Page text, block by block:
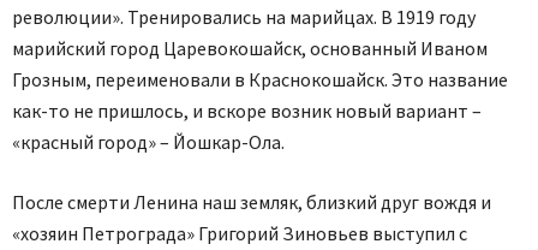
революции». Тренировались на марийцах. В 1919 году
марийский город Царевокошайск, основанный Иваном
Грозным, переименовали в Краснокошайск. Это название
как-то не пришлось, и вскоре возник новый вариант –
«красный город» – Йошкар-Ола.
После смерти Ленина наш земляк, близкий друг вождя и
«хозяин Петрограда» Григорий Зиновьев выступил с